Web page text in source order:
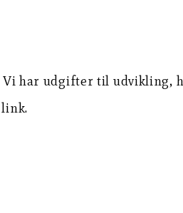
har udgifter til udvikling,